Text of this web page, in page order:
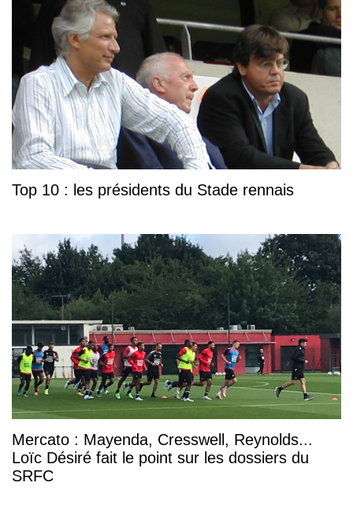
Top 10 : les présidents du Stade rennais
Mercato : Mayenda, Cresswell, Reynolds...
Loïc Désiré fait le point sur les dossiers du
SRFC